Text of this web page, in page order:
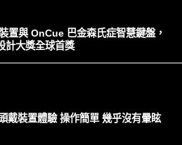
置與 OnCue 巴金森氏症智慧鍵盤，
計大獎全球首獎
戴裝置體驗 操作簡單 幾乎沒有暈眩